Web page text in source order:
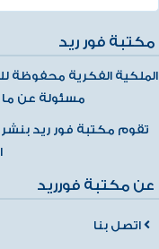
مكتبة فور ريد
الملكية الفكرية محفوظة
مسئولة عن
تقوم مكتبة فور ريد
عن مكتبة فورريد
اتصل بنا